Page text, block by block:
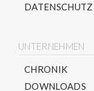
DATENSCHUTZ
UNTERNEHMEN
CHRONIK
DOWNLOADS